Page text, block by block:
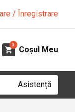
/ Înregistrare
0
Coșul Meu
Asistență